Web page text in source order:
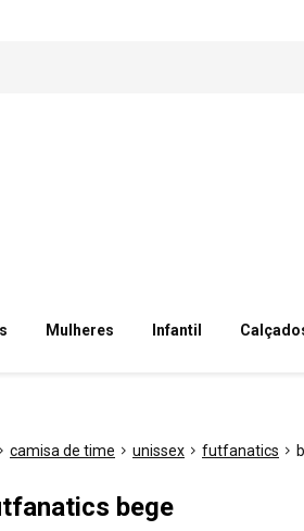
Mulheres Infantil
camisa de time unissex futfanatics
bege